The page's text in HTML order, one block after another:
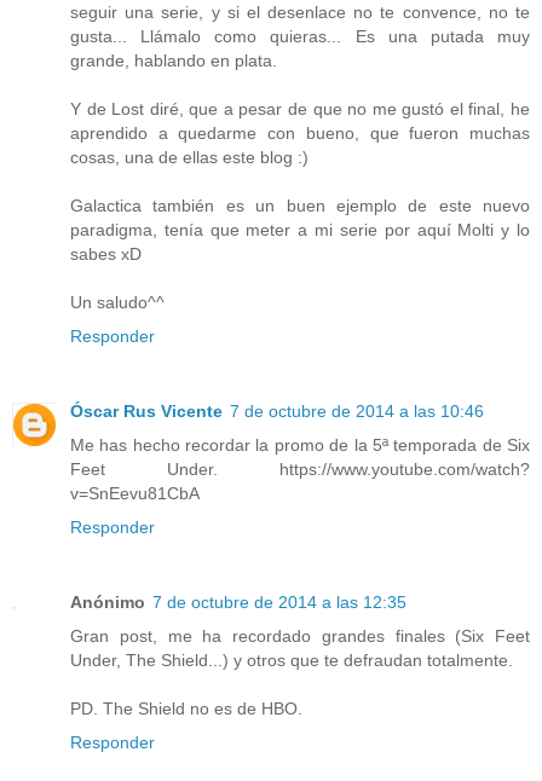
seguir una serie, y si el desenlace no te convence, no te
gusta... Llámalo como quieras... Es una putada muy
grande, hablando en plata.
Y de Lost diré, que a pesar de que no me gustó el final, he
aprendido a quedarme con bueno, que fueron muchas
cosas, una de ellas este blog :)
Galactica también es un buen ejemplo de este nuevo
paradigma, tenía que meter a mi serie por aquí Molti y lo
sabes xD
Un saludo^^
Responder
Óscar Rus Vicente 7 de octubre de 2014 a las 10:46
Me has hecho recordar la promo de la 5ª temporada de Six
Feet Under. https://www.youtube.com/watch?
v=SnEevu81CbA
Responder
Anónimo 7 de octubre de 2014 a las 12:35
Gran post, me ha recordado grandes finales (Six Feet
Under, The Shield...) y otros que te defraudan totalmente.
PD. The Shield no es de HBO.
Responder